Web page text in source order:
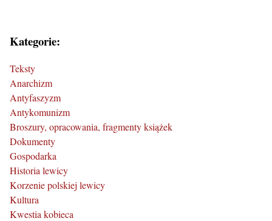
Kategorie:
Teksty
Anarchizm
Antyfaszyzm
Antykomunizm
Broszury, opracowania, fragmenty książek
Dokumenty
Gospodarka
Historia lewicy
Korzenie polskiej lewicy
Kultura
Kwestia kobieca